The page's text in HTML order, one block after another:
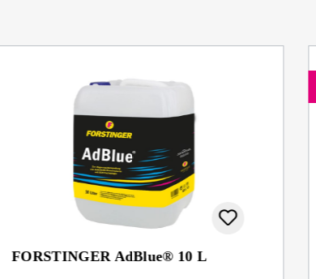
FORSTINGER AdBlue® 10 L